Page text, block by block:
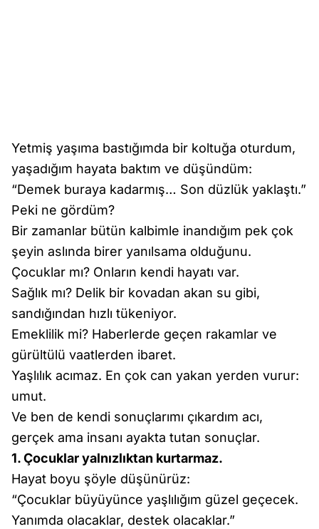
Yetmiş yaşıma bastığımda bir koltuğa oturdum,
yaşadığım hayata baktım ve düşündüm:
“Demek buraya kadarmış… Son düzlük yaklaştı.”
Peki ne gördüm?
Bir zamanlar bütün kalbimle inandığım pek çok
şeyin aslında birer yanılsama olduğunu.
Çocuklar mı? Onların kendi hayatı var.
Sağlık mı? Delik bir kovadan akan su gibi,
sandığından hızlı tükeniyor.
Emeklilik mi? Haberlerde geçen rakamlar ve
gürültülü vaatlerden ibaret.
Yaşlılık acımaz. En çok can yakan yerden vurur:
umut.
Ve ben de kendi sonuçlarımı çıkardım acı,
gerçek ama insanı ayakta tutan sonuçlar.
1. Çocuklar yalnızlıktan kurtarmaz.
Hayat boyu şöyle düşünürüz:
“Çocuklar büyüyünce yaşlılığım güzel geçecek.
Yanımda olacaklar, destek olacaklar.”